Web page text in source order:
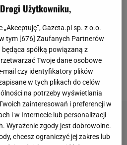
należy: osiem
Australian Open 2014 oraz
z 2009 roku. W najlepszym
plasowała się na
rankingu.
Użytkowniku,
Gazeta.pl sp. z o.o.
tym [676] Zaufanych Partnerów
spółką powiązaną z
Twoje dane osobowe
mail czy identyfikatory plików
w tych plikach do celów
na potrzeby wyświetlania
zainteresowań i preferencji w
i w Internecie lub personalizacji
Wyrażenie zgody jest dobrowolne.
chcesz ograniczyć jej zakres lub